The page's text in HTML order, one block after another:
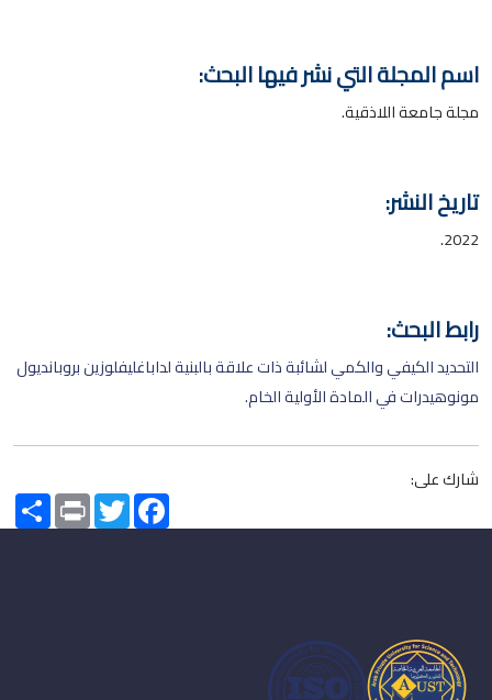
اسم المجلة التي نشر فيها البحث:
مجلة جامعة اللاذقية.
تاريخ النشر:
2022.
رابط البحث:
التحديد الكيفي والكمي لشائبة ذات علاقة بالبنية لداباغليفلوزين بروبانديول
مونوهيدرات في المادة الأولية الخام.
شارك على:
Share PrintTwitterFacebook